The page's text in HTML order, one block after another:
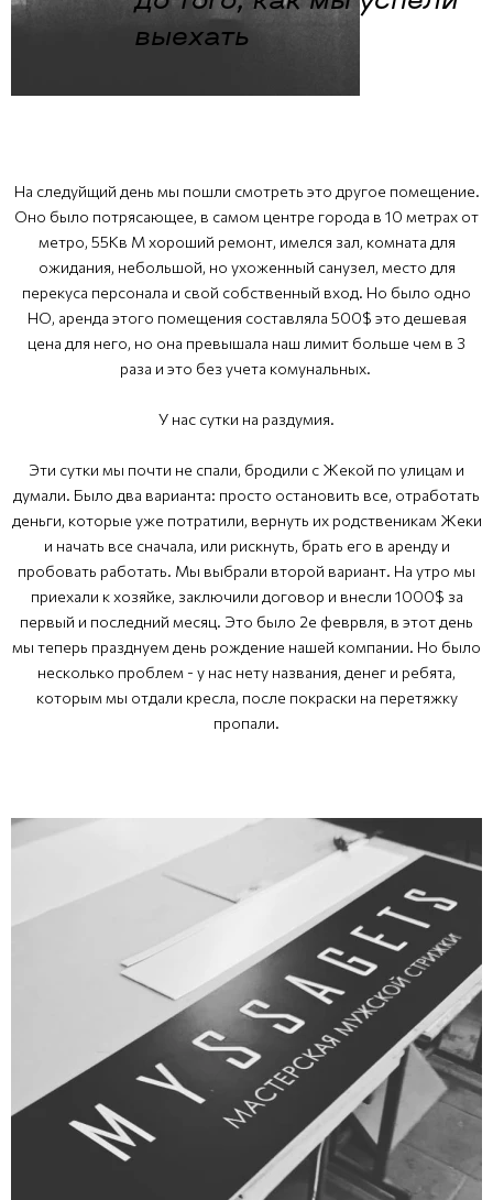
выехать
На следуйщий день мы пошли смотреть это другое помещение.
Оно было потрясающее, в самом центре города в 10 метрах от
метро, 55Кв М хороший ремонт, имелся зал, комната для
ожидания, небольшой, но ухоженный санузел, место для
перекуса персонала и свой собственный вход. Но было одно
НО, аренда этого помещения составляла 500$ это дешевая
цена для него, но она превышала наш лимит больше чем в 3
раза и это без учета комунальных.
У нас сутки на раздумия.
Эти сутки мы почти не спали, бродили с Жекой по улицам и
думали. Было два варианта: просто остановить все, отработать
деньги, которые уже потратили, вернуть их родственикам Жеки
и начать все сначала, или рискнуть, брать его в аренду и
пробовать работать. Мы выбрали второй вариант. На утро мы
приехали к хозяйке, заключили договор и внесли 1000$ за
первый и последний месяц. Это было 2е феврвля, в этот день
мы теперь празднуем день рождение нашей компании. Но было
несколько проблем - у нас нету названия, денег и ребята,
которым мы отдали кресла, после покраски на перетяжку
пропали.